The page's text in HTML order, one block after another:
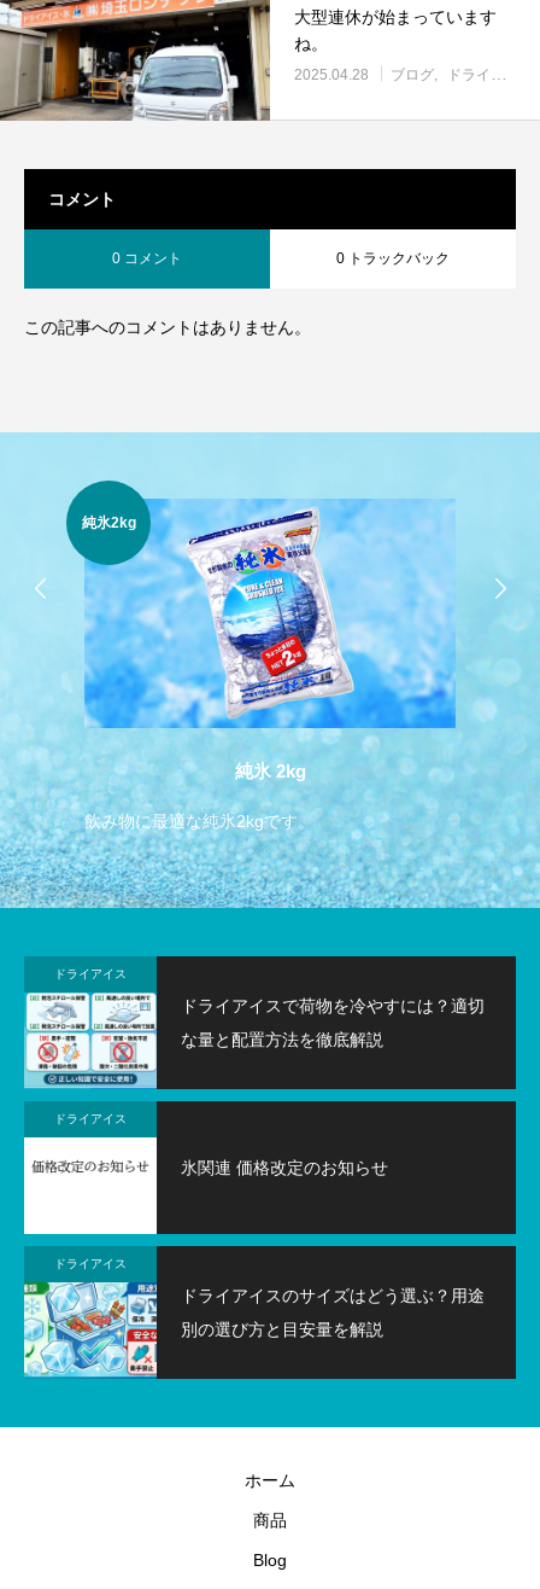
大型連休が始まっています
ね。
2025.04.28 ブログ ドライアイス
コメント
0 コメント 0 トラックバック
この記事へのコメントはありません。
純氷2kg
純氷 2kg
飲み物に最適な純氷2kgです。 か
ドライアイス
ドライアイスで荷物を冷やすには？適切
な量と配置方法を徹底解説
ドライアイス
氷関連 価格改定のお知らせ
ドライアイス
ドライアイスのサイズはどう選ぶ？用途
別の選び方と目安量を解説
ホーム
商品
Blog